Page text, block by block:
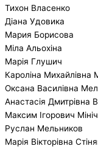
Тихон Власенко
Діана Удовика
Мария Борисова
Міла Альохіна
Марія Глушич
Кароліна Михайлівна
Оксана Василівна
Анастасія Дмитрівна
Максим Ігорович Мініч
Руслан Мельников
Марія Вікторівна